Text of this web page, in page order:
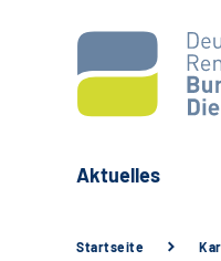
Aktuelles
Startseite